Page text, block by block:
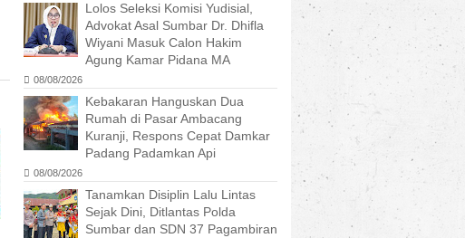
Lolos Seleksi Komisi Yudisial,
Advokat Asal Sumbar Dr. Dhifla
Wiyani Masuk Calon Hakim
Agung Kamar Pidana MA
08/08/2026
Kebakaran Hanguskan Dua
Rumah di Pasar Ambacang
Kuranji, Respons Cepat Damkar
Padang Padamkan Api
08/08/2026
Tanamkan Disiplin Lalu Lintas
Sejak Dini, Ditlantas Polda
Sumbar dan SDN 37 Pagambiran